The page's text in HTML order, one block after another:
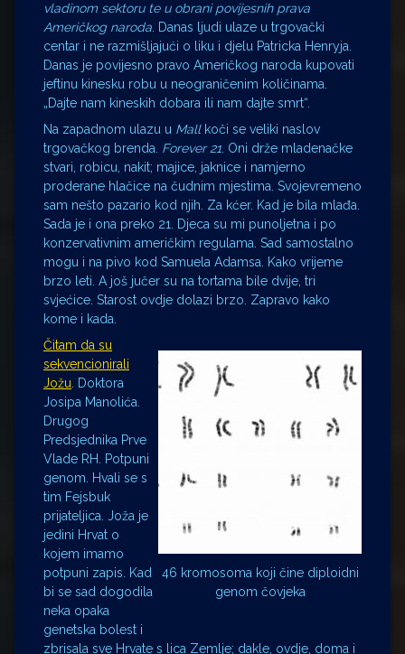
vladinom sektoru te u obrani povijesnih prava
Američkog naroda . Danas ljudi ulaze u trgovački
centar i ne razmišljajući o liku i djelu Patricka Henryja.
Danas je povijesno pravo Američkog naroda kupovati
jeftinu kinesku robu u neograničenim količinama.
„Dajte nam kineskih dobara ili nam dajte smrt“.
Na zapadnom ulazu u Mallkoči se veliki naslov
trgovačkog brenda. Forever 21 . Oni drže mladenačke
stvari, robicu, nakit; majice, jaknice i namjerno
proderane hlačice na čudnim mjestima. Svojevremeno
sam nešto pazario kod njih. Za kćer. Kad je bila mlađa.
Sada je i ona preko 21. Djeca su mi punoljetna i po
konzervativnim američkim regulama. Sad samostalno
mogu i na pivo kod Samuela Adamsa. Kako vrijeme
brzo leti. A još jučer su na tortama bile dvije, tri
svjećice. Starost ovdje dolazi brzo. Zapravo kako
kome i kada.
46 kromosoma koji čine diploidni
genom čovjeka
Čitam da su
sekvencionirali
Jožu . Doktora
Josipa Manolića.
Drugog
Predsjednika Prve
Vlade RH. Potpuni
genom. Hvali se s
tim Fejsbuk
prijateljica. Joža je
jedini Hrvat o
kojem imamo
potpuni zapis. Kad
bi se sad dogodila
neka opaka
genetska bolest i
zbrisala sve Hrvate s lica Zemlje; dakle, ovdje, doma i